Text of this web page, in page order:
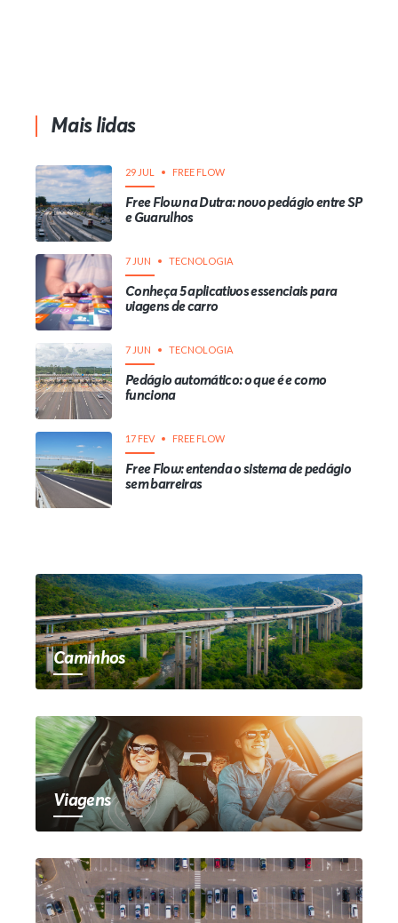
Mais lidas
29 JUL FREE FLOW
Free Flow na Dutra: novo pedágio entre SP
e Guarulhos
7 JUN TECNOLOGIA
Conheça 5 aplicativos essenciais para
viagens de carro
7 JUN TECNOLOGIA
Pedágio automático: o que é e como
funciona
17 FEV FREE FLOW
Free Flow: entenda o sistema de pedágio
sem barreiras
Caminhos
Viagens